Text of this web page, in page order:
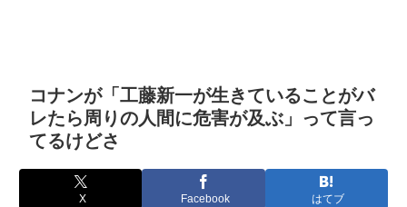
コナンが「工藤新一が生きていることがバ
レたら周りの人間に危害が及ぶ」って言っ
てるけどさ
X Facebook はてブ